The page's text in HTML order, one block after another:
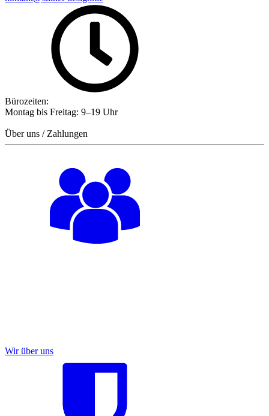
Bürozeiten:
Montag bis Freitag: 9–19 Uhr
Über uns / Zahlungen
Wir über uns